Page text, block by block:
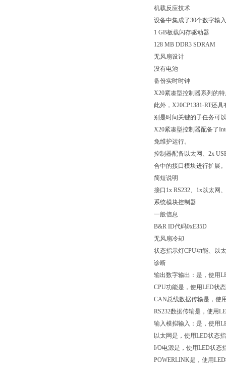
机载反应技术
设备中集成了30个数字输
1 GB板载闪存驱动器
128 MB DDR3 SDRAM
无风扇设计
没有电池
备份实时时钟
X20紧凑型控制器系列的
此外，X20CP1381-RT还
别是时间关键的子任务可
X20紧凑型控制器配备了
免维护运行。
控制器配备以太网、2x
合中的接口模块进行扩展。
简短说明
接口1x RS232、1x以太网
系统模块控制器
一般信息
B&R ID代码0xE35D
无风扇冷却
状态指示灯CPU功能、以
诊断
输出数字输出：是，使用
CPU功能是，使用LED状
CAN总线数据传输是，使
RS232数据传输是，使用
输入模拟输入：是，使用
以太网是，使用LED状态
I/O电源是，使用LED状态
POWERLINK是，使用